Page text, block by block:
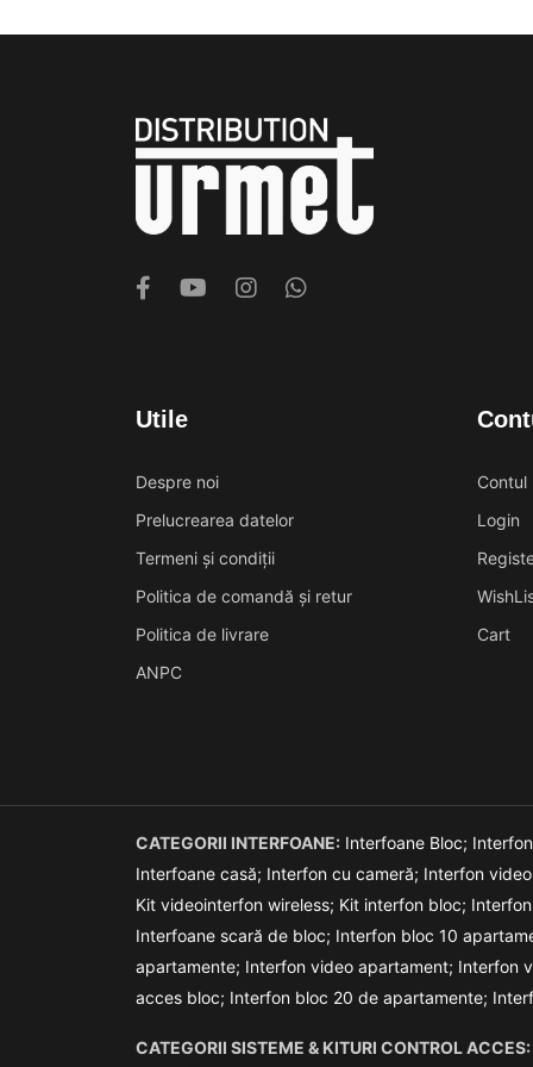
Utile
Despre noi
Prelucrearea datelor
Termeni și condiții
Politica de comandă și retur
Politica de livrare
ANPC
Contul
Login
Cart
CATEGORII INTERFOANE: Interfoane Bloc;
Interfoane casă; Interfon cu cameră; Interfon
Kit videointerfon wireless; Kit interfon bloc;
Interfoane scară de bloc; Interfon bloc 10
apartamente; Interfon video apartament; Interfon
acces bloc; Interfon bloc 20 de apartamente;
CATEGORII SISTEME & KITURI CONTROL ACCES: